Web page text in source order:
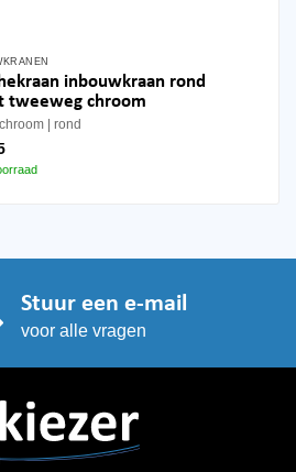
inbouwkraan rond
tweeweg chroom
chroom rond
Stuur een e-mail
voor alle vragen